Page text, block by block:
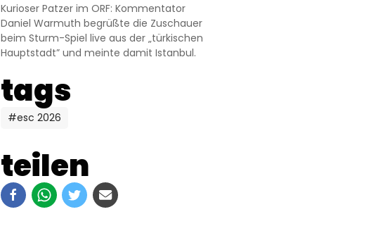
teilen
Kurioser Patzer im ORF: Kommentator
Daniel Warmuth begrüßte die Zuschauer
beim Sturm-Spiel live aus der „türkischen
Hauptstadt” und meinte damit Istanbul.
tags
#esc 2026